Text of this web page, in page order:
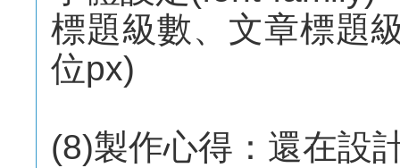
標題級數、文章標題
位px)
(8)製作心得：還在設